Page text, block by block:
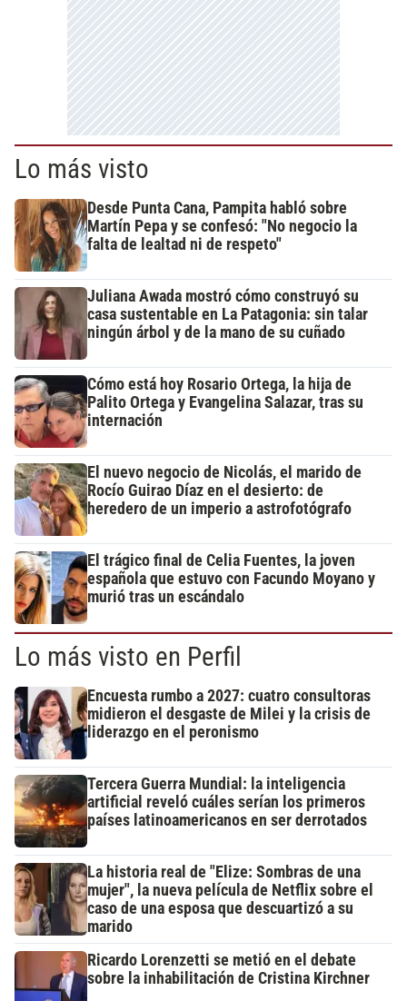
Lo más visto
Desde Punta Cana, Pampita habló sobre
Martín Pepa y se confesó: "No negocio la
falta de lealtad ni de respeto"
Juliana Awada mostró cómo construyó su
casa sustentable en La Patagonia: sin talar
ningún árbol y de la mano de su cuñado
Cómo está hoy Rosario Ortega, la hija de
Palito Ortega y Evangelina Salazar, tras su
internación
El nuevo negocio de Nicolás, el marido de
Rocío Guirao Díaz en el desierto: de
heredero de un imperio a astrofotógrafo
El trágico final de Celia Fuentes, la joven
española que estuvo con Facundo Moyano y
murió tras un escándalo
Lo más visto en Perfil
Encuesta rumbo a 2027: cuatro consultoras
midieron el desgaste de Milei y la crisis de
liderazgo en el peronismo
Tercera Guerra Mundial: la inteligencia
artificial reveló cuáles serían los primeros
países latinoamericanos en ser derrotados
La historia real de "Elize: Sombras de una
mujer", la nueva película de Netflix sobre el
caso de una esposa que descuartizó a su
marido
Ricardo Lorenzetti se metió en el debate
sobre la inhabilitación de Cristina Kirchner